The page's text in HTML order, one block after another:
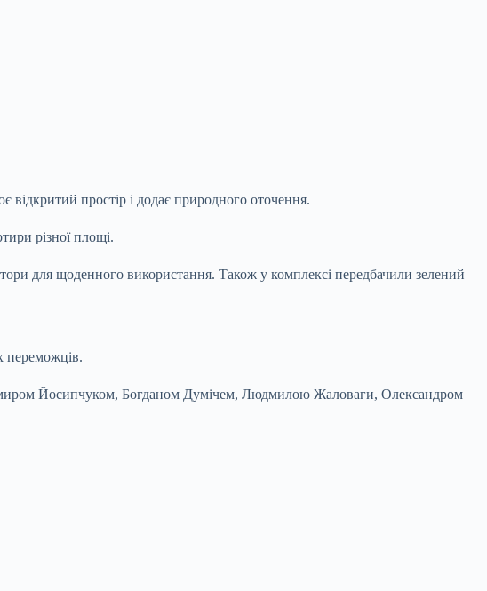
відкритий простір і додає природного оточення.
різної площі.
для щоденного використання. Також у комплексі передбачили зелений
переможців.
Йосипчуком, Богданом Думічем, Людмилою Жаловаги, Олександром